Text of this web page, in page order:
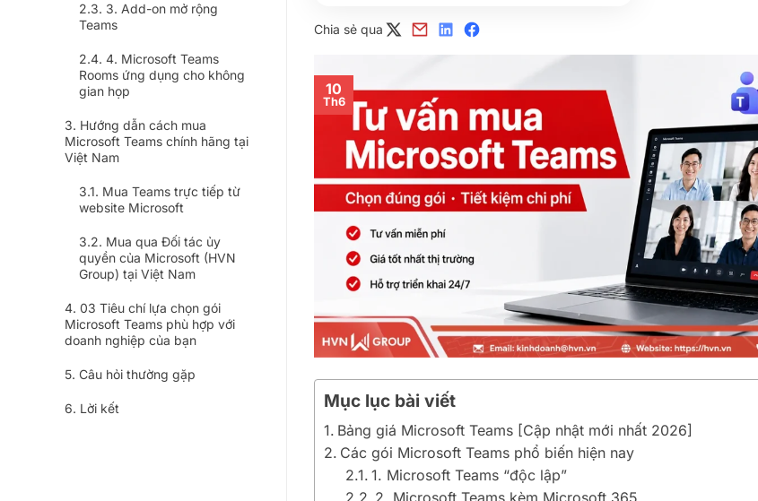
3. Add-on mở rộng
Teams
4. Microsoft Teams
Rooms ứng dụng cho không
gian họp
Hướng dẫn cách mua
Microsoft Teams chính hãng tại
Việt Nam
Mua Teams trực tiếp từ
website Microsoft
Mua qua Đối tác ủy
quyền của Microsoft (HVN
Group) tại Việt Nam
03 Tiêu chí lựa chọn gói
Microsoft Teams phù hợp với
doanh nghiệp của bạn
Câu hỏi thường gặp
Lời kết
Chia sẻ qua
10
Th6
Mục lục bài viết
Bảng giá Microsoft Teams [Cập nhật mới nhất 2026]
Các gói Microsoft Teams phổ biến hiện nay
1. Microsoft Teams “độc lập”